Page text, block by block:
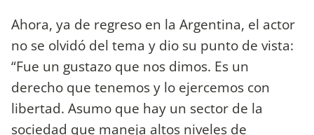
Ahora, ya de regreso en la Argentina, el actor
no se olvidó del tema y dio su punto de vista:
“Fue un gustazo que nos dimos. Es un
derecho que tenemos y lo ejercemos con
libertad. Asumo que hay un sector de la
sociedad que maneja altos niveles de